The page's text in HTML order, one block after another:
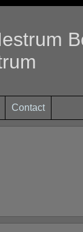
Contact